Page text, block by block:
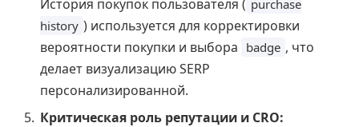
История покупок пользователя ( purchase
history ) используется для корректировки
вероятности покупки и выбора badge , что
делает визуализацию SERP
персонализированной.
Критическая роль репутации и CRO: